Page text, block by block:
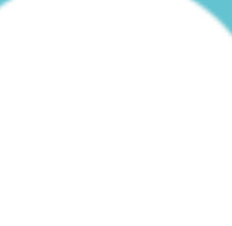
Date :